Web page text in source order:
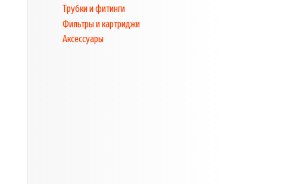
Трубки и фитинги
Фильтры и картриджи
Аксессуары